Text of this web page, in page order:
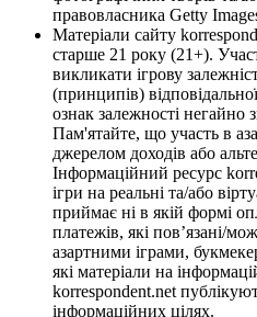
правовласника Getty
Матеріали сайту
старше 21 року (21+).
викликати ігрову
(принципів)
ознак залежності негайно
Пам'ятайте, що участь в
джерелом доходів або
Інформаційний ресурс
ігри на реальні та/або
приймає ні в якій формі
платежів, які пов’язані/
азартними іграми,
які матеріали на
korrespondent.net
інформаційних цілях.